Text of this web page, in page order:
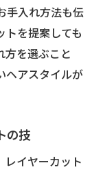
手入れ方法も伝
トを提案しても
方を選ぶこと
ヘアスタイルが
の技
レイヤーカット